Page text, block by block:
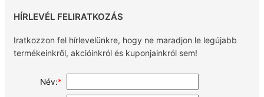
HÍRLEVÉL FELIRATKOZÁS
Iratkozzon fel hírlevelünkre, hogy ne maradjon le legújabb
termékeinkről, akcióinkról és kuponjainkról sem!
Név:*